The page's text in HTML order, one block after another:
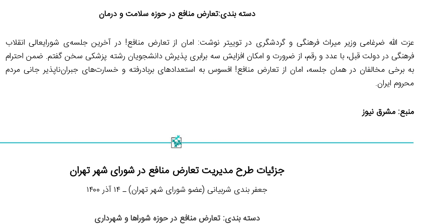
دسته بندی:تعارض منافع در حوزه سلامت و درمان
عزت الله ضرغامی وزیر میراث فرهنگی و گردشگری در توییتر نوشت: امان از تعارض منافع! در آخرین جلسه‌ی شورایعالی انقلاب
فرهنگی در دولت قبل، با عدد و رقم، از ضرورت و امکان افزایش سه برابری پذیرش دانشجویان رشته پزشکی سخن گفتم. ضمن احترام
به برخی مخالفان در همان جلسه، امان از تعارض منافع! افسوس به استعدادهای بربادرفته و خسارت‌های جبران‌ناپذیر جانی مردم
محروم ایران.
منبع: مشرق نیوز
جزئیات طرح مدیریت تعارض منافع در شورای شهر تهران
جعفر بندی شربیانی (عضو شورای شهر تهران) ـ ۱۴ آذر ۱۴۰۰
دسته بندی: تعارض منافع در حوزه شوراها و شهرداری